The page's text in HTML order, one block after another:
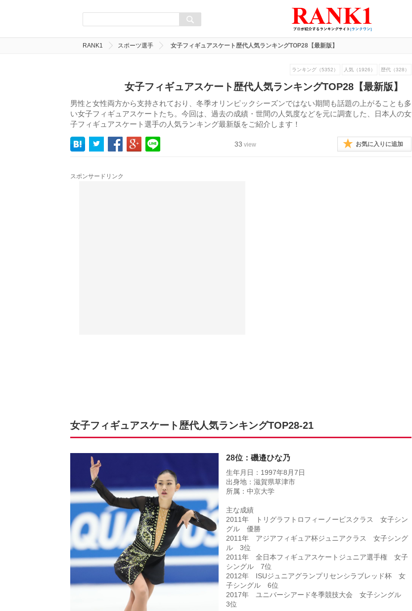
RANK1 スポーツ選手 女子フィギュアスケート歴代人気ランキングTOP28【最新版】
ランキング（5352） 人気（1926） 歴代（328）
女子フィギュアスケート歴代人気ランキングTOP28【最新版】
男性と女性両方から支持されており、冬季オリンピックシーズンではない期間も話題の上がることも多
い女子フィギュアスケートたち。今回は、過去の成績・世間の人気度などを元に調査した、日本人の女
子フィギュアスケート選手の人気ランキング最新版をご紹介します！
33 view お気に入りに追加
スポンサードリンク
女子フィギュアスケート歴代人気ランキングTOP28-21
28位：磯邉ひな乃
生年月日：1997年8月7日
出身地：滋賀県草津市
所属：中京大学
主な成績
2011年 トリグラフトロフィーノービスクラス 女子シン
グル 優勝
2011年 アジアフィギュア杯ジュニアクラス 女子シング
ル 3位
2011年 全日本フィギュアスケートジュニア選手権 女子
シングル 7位
2012年 ISUジュニアグランプリセンシラブレッド杯 女
子シングル 6位
2017年 ユニバーシアード冬季競技大会 女子シングル
3位